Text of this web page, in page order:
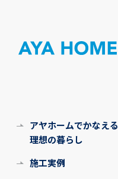
アヤホームでかなえる
理想の暮らし
施工実例